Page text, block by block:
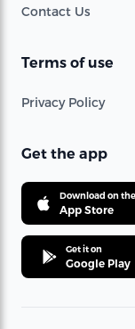
Contact Us
Terms of use
Privacy Policy
Get the app
Download on the
App Store
Get it on
Google Play